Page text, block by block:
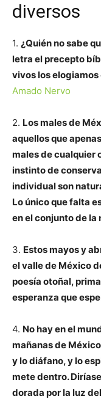
diversos
1. ¿Quién no sabe
letra el precepto
vivos los
Amado Nervo
2. Los males de
aquellos que
males de cualquier
instinto de
individual son
Lo único que falta
en el conjunto de la
3. Estos mayos y
el valle de México
poesía otoñal,
esperanza que
4. No hay en el
mañanas de
y lo diáfano, y lo
mete dentro.
dorada por la luz